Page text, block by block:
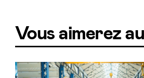
Vous aimerez